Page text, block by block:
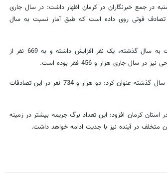
در جمع خبرنگاران در کرمان اظهار داشت: در سال جاری
منجر به فوت و در مجموع 484 مورد تصادف فوتی روی داده است که طبق آمار نسبت به سال
وی تصریح کرد: با این وجود، تعداد تلفات تصادفات نسبت به سال گذشته، یک نفر افزایش داشته و به 669 نفر از
جاری هزار و 456 فقر بوده است.
وی با اشاره به افزایش 18 درصدی این تصادفات نسبت به سال گذشته عنوان کرد: دو هزار و 734 نفر در این تصادفات
صدور 624 فقره برگ جریمه در استان کرمان افزود: این تعداد برگ جریمه بیشتر در زمینه
متخلف در آینده نیز با جدیت ادامه خواهد داشت.